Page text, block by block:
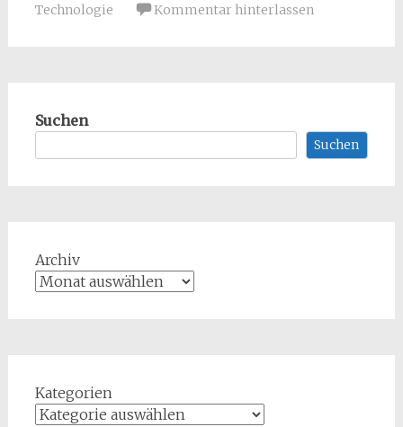
Technologie
Kommentar hinterlassen
Suchen
Suchen
Archiv
Kategorien